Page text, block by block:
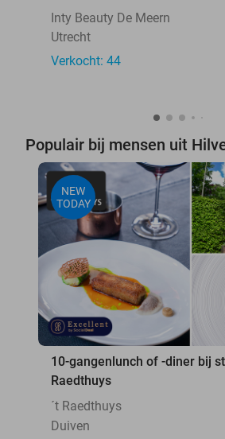
Inty Beauty De Meern
Utrecht
Verkocht: 44
Populair bij mensen uit
NEW
TODAY
10-gangenlunch of -diner bij
Raedthuys
´t Raedthuys
Duiven